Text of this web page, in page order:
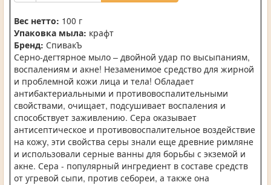
Вес нетто: 100 г
Упаковка мыла: крафт
Бренд: СпивакЪ
Серно-дегтярное мыло – двойной удар по высыпаниям,
воспалениям и акне! Незаменимое средство для жирной
и проблемной кожи лица и тела! Обладает
антибактериальными и противовоспалительными
свойствами, очищает, подсушивает воспаления и
способствует заживлению. Сера оказывает
антисептическое и противовоспалительное воздействие
на кожу, эти свойства серы знали еще древние римляне
и использовали серные ванны для борьбы с экземой и
акне. Сера - популярный ингредиент в составе средств
от угревой сыпи, против себореи, а также она